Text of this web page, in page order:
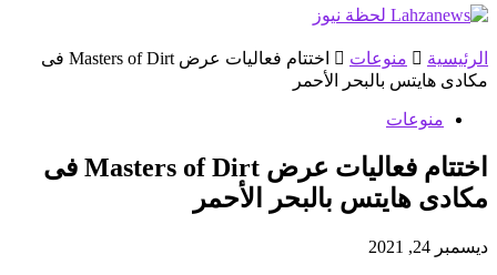
الرئيسية منوعات
اختتام فعاليات عرض Masters of Dirt فى
مكادى هايتس بالبحر الأحمر
منوعات
اختتام فعاليات عرض Masters of Dirt فى
مكادى هايتس بالبحر الأحمر
ديسمبر 24, 2021